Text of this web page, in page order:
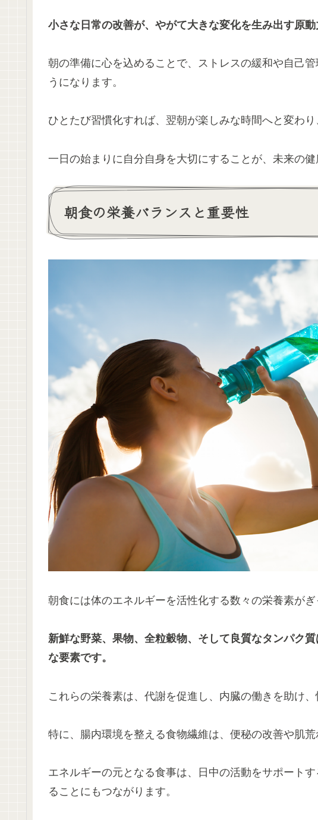
小さな日常の改善が、やがて大きな変化を生み出す原動
朝の準備に心を込めることで、ストレスの緩和や自己
うになります。
ひとたび習慣化すれば、翌朝が楽しみな時間へと変わり
一日の始まりに自分自身を大切にすることが、未来の健
朝食の栄養バランスと重要性
朝食には体のエネルギーを活性化する数々の栄養素がぎ
新鮮な野菜、果物、全粒穀物、そして良質なタンパク
な要素です。
これらの栄養素は、代謝を促進し、内臓の働きを助け
特に、腸内環境を整える食物繊維は、便秘の改善や肌
エネルギーの元となる食事は、日中の活動をサポート
ることにもつながります。